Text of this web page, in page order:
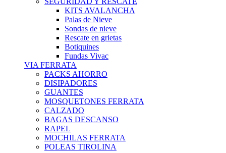
KITS AVALANCHA
Palas de Nieve
Sondas de nieve
Rescate en grietas
Botiquines
Fundas Vivac
VIA FERRATA
PACKS AHORRO
DISIPADORES
GUANTES
MOSQUETONES FERRATA
CALZADO
BAGAS DESCANSO
RAPEL
MOCHILAS FERRATA
POLEAS TIROLINA